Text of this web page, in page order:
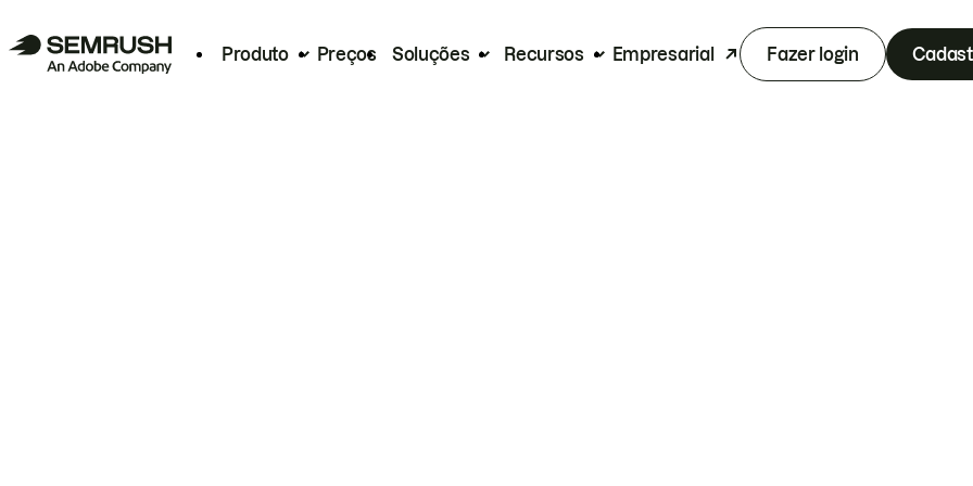
Produto Preços Soluções Recursos Empresarial Fazer login